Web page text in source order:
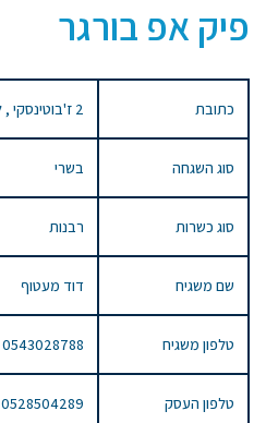
פיק אפ בורגר
כתובת 2 ז'בוטינסקי , לוד, Israel
סוג השגחה בשרי
סוג כשרות רבנות
שם משגיח דוד מעטוף
טלפון משגיח 0543028788
טלפון העסק 0528504289